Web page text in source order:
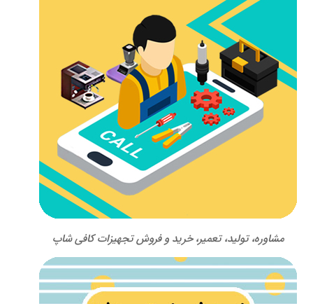
مشاوره، تولید، تعمیر، خرید و فروش تجهیزات کافی شاپ